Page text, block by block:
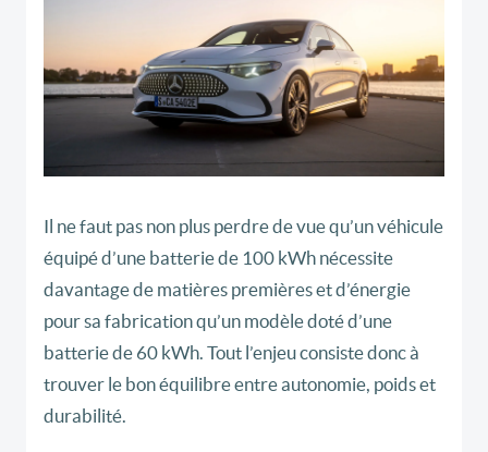
Il ne faut pas non plus perdre de vue qu’un véhicule
équipé d’une batterie de 100 kWh nécessite
davantage de matières premières et d’énergie
pour sa fabrication qu’un modèle doté d’une
batterie de 60 kWh. Tout l’enjeu consiste donc à
trouver le bon équilibre entre autonomie, poids et
durabilité.